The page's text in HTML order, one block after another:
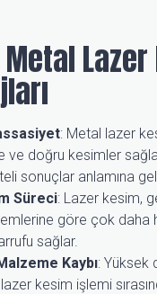
: Metal lazer
ve doğru kesimler
sonuçlar anlamına
Süreci: Lazer kesim,
göre çok daha
sağlar.
Kaybı: Yüksek
kesim işlemi